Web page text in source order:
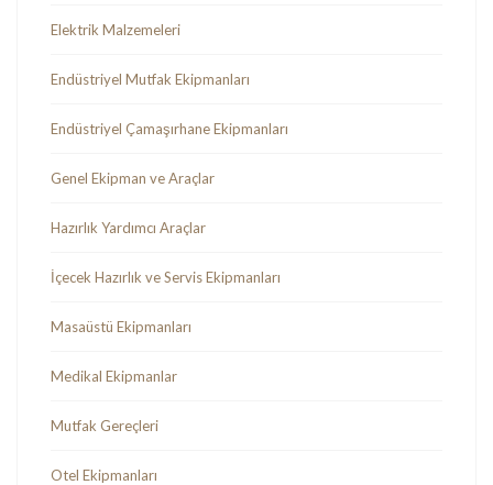
Elektrik Malzemeleri
Endüstriyel Mutfak Ekipmanları
Endüstriyel Çamaşırhane Ekipmanları
Genel Ekipman ve Araçlar
Hazırlık Yardımcı Araçlar
İçecek Hazırlık ve Servis Ekipmanları
Masaüstü Ekipmanları
Medikal Ekipmanlar
Mutfak Gereçleri
Otel Ekipmanları